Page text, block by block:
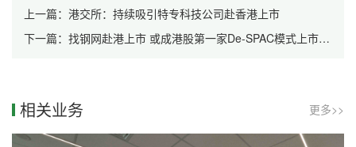
上一篇：港交所：持续吸引特专科技公司赴香港上市
下一篇：找钢网赴港上市 或成港股第一家De-SPAC模式上市公司
相关业务 更多>>